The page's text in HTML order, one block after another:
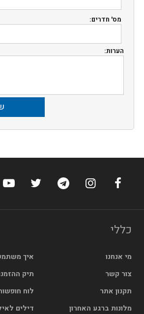
מס' חדרים:
הערות:
ערוץ הפייסבוק של הוטלס
ערוץ האינסטגרם
ערוץ הטלגרם
ערוץ
כללי
מי אנחנו
איך
צור קשר
תיק
תקנון אתר
לוח
מלונות ברגע האחרון
דילים